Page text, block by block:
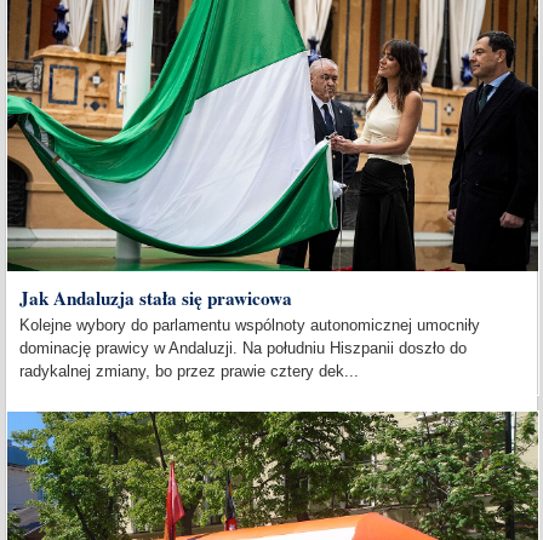
Jak Andaluzja stała się prawicowa
Kolejne wybory do parlamentu wspólnoty autonomicznej umocniły
dominację prawicy w Andaluzji. Na południu Hiszpanii doszło do
radykalnej zmiany, bo przez prawie cztery dek...